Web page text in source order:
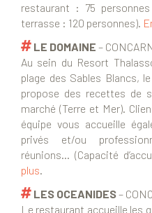
restaurant : 75
terrasse : 120 personnes).
LE DOMAINE –
Au sein du Resort
plage des Sables Blancs,
propose des recettes de
marché (Terre et Mer).
équipe vous accueille
privés et/ou
réunions… (Capacité
plus.
LES OCEANIDES–
Le restaurant accueille les